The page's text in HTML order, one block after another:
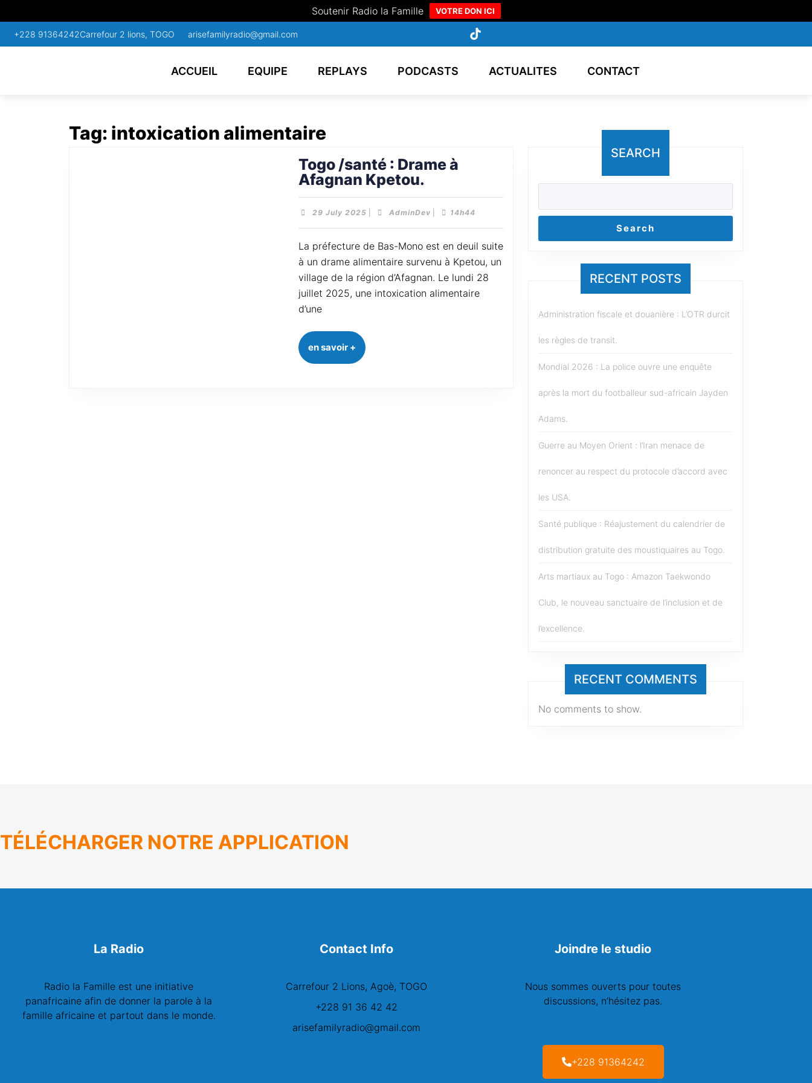
Soutenir Radio la Famille VOTRE DON ICI
+228 91364242Carrefour 2 lions, TOGO arisefamilyradio@gmail.com
ACCUEIL EQUIPE REPLAYS PODCASTS ACTUALITES CONTACT
Tag: intoxication alimentaire
Togo /santé : Drame à
Afagnan Kpetou.
29 July 2025 AdminDev 14h44
La préfecture de Bas-Mono est en deuil suite
à un drame alimentaire survenu à Kpetou, un
village de la région d’Afagnan. Le lundi 28
juillet 2025, une intoxication alimentaire
d’une
en savoir +
SEARCH
Search
RECENT POSTS
Administration fiscale et douanière : L’OTR durcit
les règles de transit.
Mondial 2026 : La police ouvre une enquête
après la mort du footballeur sud-africain Jayden
Adams.
Guerre au Moyen Orient : l’Iran menace de
renoncer au respect du protocole d’accord avec
les USA.
Santé publique : Réajustement du calendrier de
distribution gratuite des moustiquaires au Togo.
Arts martiaux au Togo : Amazon Taekwondo
Club, le nouveau sanctuaire de l’inclusion et de
l’excellence.
RECENT COMMENTS
No comments to show.
TÉLÉCHARGER NOTRE APPLICATION
La Radio
Radio la Famille est une initiative
panafricaine afin de donner la parole à la
famille africaine et partout dans le monde.
Contact Info
Carrefour 2 Lions, Agoè, TOGO
+228 91 36 42 42
arisefamilyradio@gmail.com
Joindre le studio
Nous sommes ouverts pour toutes
discussions, n’hésitez pas.
+228 91364242